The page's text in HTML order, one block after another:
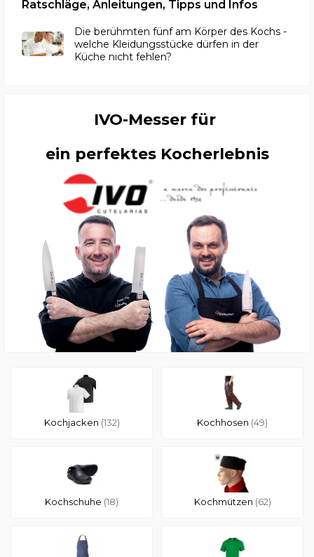
Ratschläge, Anleitungen, Tipps und Infos
Die berühmten fünf am Körper des Kochs -
welche Kleidungsstücke dürfen in der
Küche nicht fehlen?
IVO-Messer für
ein perfektes Kocherlebnis
Kochjacken (132) Kochhosen (49)
Kochschuhe (18) Kochmützen (62)